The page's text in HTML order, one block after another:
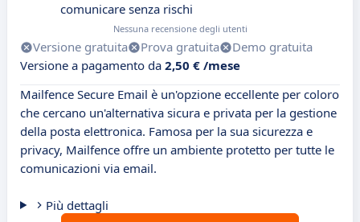
comunicare senza rischi
Nessuna recensione degli utenti
Versione gratuita Prova gratuita
Demo gratuita
Versione a pagamento da 2,50 € /mese
Mailfence Secure Email è un'opzione eccellente per coloro
che cercano un'alternativa sicura e privata per la gestione
della posta elettronica. Famosa per la sua sicurezza e
privacy, Mailfence offre un ambiente protetto per tutte le
comunicazioni via email.
Più dettagli